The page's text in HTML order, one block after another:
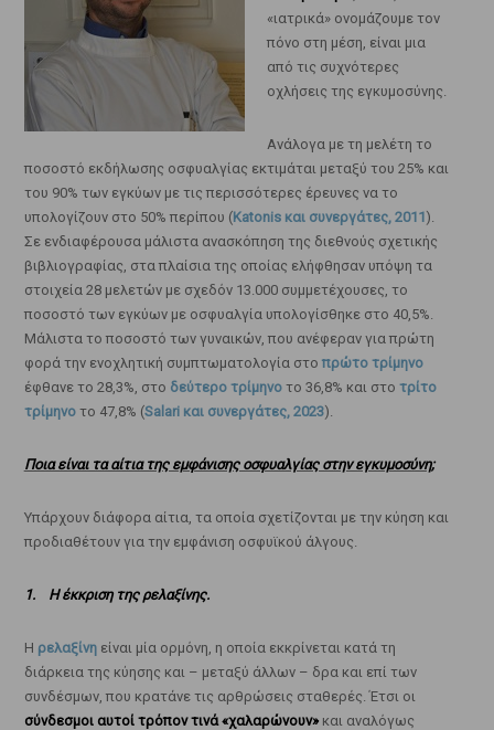
«ιατρικά» ονομάζουμε τον
πόνο στη μέση, είναι μια
από τις συχνότερες
οχλήσεις της εγκυμοσύνης.
Ανάλογα με τη μελέτη το
ποσοστό εκδήλωσης οσφυαλγίας εκτιμάται μεταξύ του 25% και
του 90% των εγκύων με τις περισσότερες έρευνες να το
υπολογίζουν στο 50% περίπου (Katonis και συνεργάτες, 2011).
Σε ενδιαφέρουσα μάλιστα ανασκόπηση της διεθνούς σχετικής
βιβλιογραφίας, στα πλαίσια της οποίας ελήφθησαν υπόψη τα
στοιχεία 28 μελετών με σχεδόν 13.000 συμμετέχουσες, το
ποσοστό των εγκύων με οσφυαλγία υπολογίσθηκε στο 40,5%.
Μάλιστα το ποσοστό των γυναικών, που ανέφεραν για πρώτη
φορά την ενοχλητική συμπτωματολογία στο πρώτο τρίμηνο
έφθανε το 28,3%, στο δεύτερο τρίμηνοτο 36,8% και στο τρίτο
τρίμηνοτο 47,8% (Salari και συνεργάτες, 2023).
Ποια είναι τα αίτια της εμφάνισης οσφυαλγίας στην εγκυμοσύνη;
Υπάρχουν διάφορα αίτια, τα οποία σχετίζονται με την κύηση και
προδιαθέτουν για την εμφάνιση οσφυϊκού άλγους.
1. Η έκκριση της ρελαξίνης.
Η ρελαξίνη είναι μία ορμόνη, η οποία εκκρίνεται κατά τη
διάρκεια της κύησης και – μεταξύ άλλων – δρα και επί των
συνδέσμων, που κρατάνε τις αρθρώσεις σταθερές. Έτσι οι
σύνδεσμοι αυτοί τρόπον τινά «χαλαρώνουν»και αναλόγως